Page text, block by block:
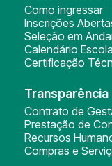
Como ingressar
Inscrições
Seleção em
Calendário
Certificação
Transparência
Contrato de
Prestação de
Recursos
Compras e